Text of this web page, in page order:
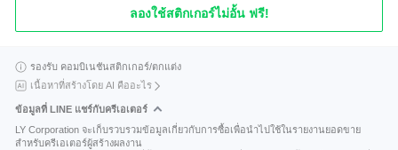
ลองใช้สติกเกอร์ไม่อั้น ฟรี!
รองรับ คอมบิเนชันสติกเกอร์/ตกแต่ง
เนื้อหาที่สร้างโดย AI คืออะไร
ข้อมูลที่ LINE แชร์กับครีเอเตอร์
LY Corporation จะเก็บรวบรวมข้อมูลเกี่ยวกับการซื้อเพื่อนำไปใช้ในรายงานยอดขาย
สำหรับครีเอเตอร์ผู้สร้างผลงาน